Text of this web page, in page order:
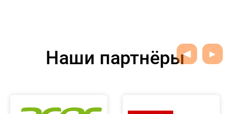
Наши партнёры